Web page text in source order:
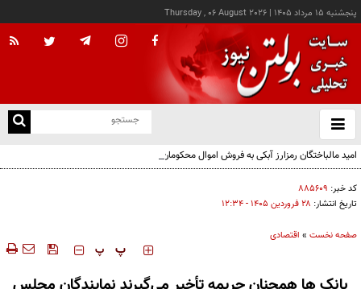
پنجشنبه ۱۵ مرداد ۱۴۰۵ |
Thursday , 06 August 2026
باز
و
امید مالباختگان رمزارز آبکی به فروش اموال محکومان
کد خبر: ۸۸۵۶۰۹
تاریخ انتشار: ۲۸ فروردين ۱۴۰۵ - ۱۲:۳۴
صفحه نخست » اقتصادی
‍‍‍ پ پ